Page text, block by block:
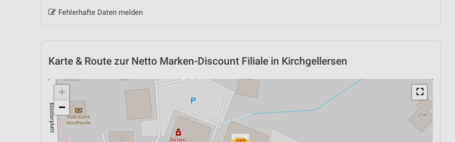
Fehlerhafte Daten melden
Karte & Route zur Netto Marken-Discount Filiale in Kirchgellersen
⛶
+
−